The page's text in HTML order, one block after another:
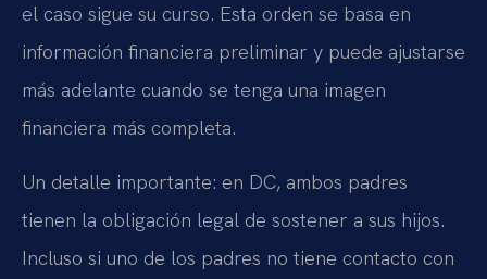
el caso sigue su curso. Esta orden se basa en
información financiera preliminar y puede ajustarse
más adelante cuando se tenga una imagen
financiera más completa.
Un detalle importante: en DC, ambos padres
tienen la obligación legal de sostener a sus hijos.
Incluso si uno de los padres no tiene contacto con